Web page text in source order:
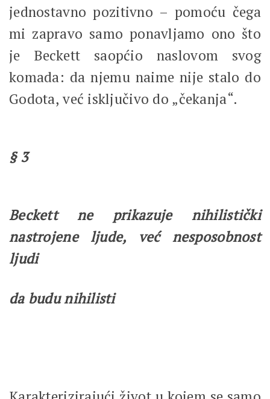
jednostavno pozitivno – pomoću čega
mi zapravo samo ponavljamo ono što
je Beckett saopćio naslovom svog
komada: da njemu naime nije stalo do
Godota, već isključivo do „čekanja“.
§ 3
Beckett ne prikazuje nihilistički
nastrojene ljude, već nesposobnost
ljudi
da budu nihilisti